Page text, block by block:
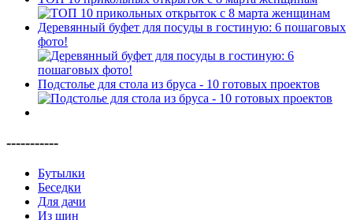
Деревянный буфет для посуды в гостиную: 6 пошаговых
фото!
Подстолье для стола из бруса - 10 готовых проектов
-----------
Бутылки
Беседки
Для дачи
Из шин